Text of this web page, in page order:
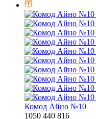
Комод Айно №10
1050 440 816